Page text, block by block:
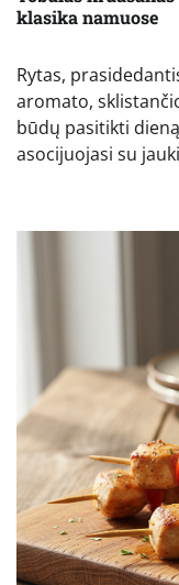
klasika namuose
Rytas,
aromato,
būdų pasitikti
asocijuojasi su